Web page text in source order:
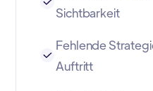
Sichtbarkeit
Fehlende
Auftritt